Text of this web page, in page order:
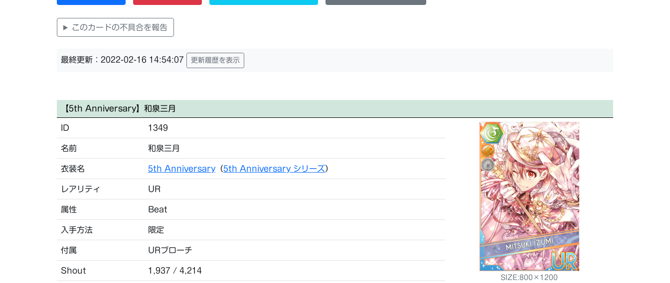
このカードの不具合を報告
最終更新：2022-02-16 14:54:07 更新履歴を表示
【5th Anniversary】和泉三月
ID 1349
SIZE:800×1200
名前 和泉三月
衣装名 5th Anniversary （5th Anniversary シリーズ）
レアリティ UR
属性 Beat
入手方法 限定
付属 URブローチ
Shout 1,937 / 4,214